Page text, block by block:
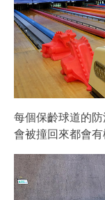
每個保齡球道的
會被撞回來都會有